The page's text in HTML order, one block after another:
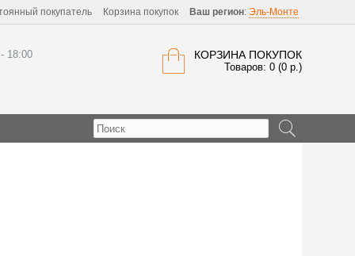
покупатель Корзина покупок Ваш регион: Эль-Монте
КОРЗИНА ПОКУПОК
Товаров: 0 (0 р.)
18:00